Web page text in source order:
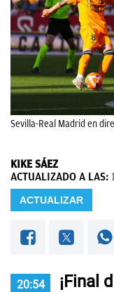
Sevilla-Real Madrid en
KIKE SÁEZ
ACTUALIZADO A LAS:
ACTUALIZAR
20:54 ¡Final